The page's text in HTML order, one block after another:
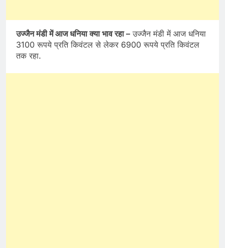
उज्जैन मंडी में आज धनिया क्या भाव रहा – उज्जैन मंडी में आज धनिया
3100 रूपये प्रति किवंटल से लेकर 6900 रूपये प्रति किवंटल
तक रहा.